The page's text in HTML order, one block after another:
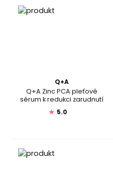
Q+A
Q+A Zinc PCA pleťové
sérum k redukci zarudnutí
★ 5.0